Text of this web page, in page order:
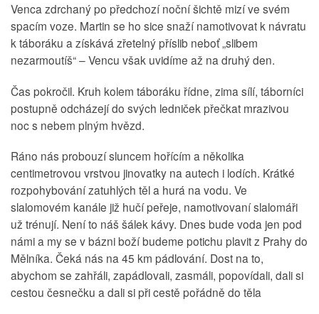
Venca zdrchaný po předchozí noční šichtě mizí ve svém
spacím voze. Martin se ho sice snaží namotivovat k návratu
k táboráku a získává zřetelný příslib neboť „slibem
nezarmoutíš“ – Vencu však uvidíme až na druhý den.
Čas pokročil. Kruh kolem táboráku řídne, zima sílí, táborníci
postupně odcházejí do svých ledniček přečkat mrazivou
noc s nebem plným hvězd.
Ráno nás probouzí sluncem hořícím a několika
centimetrovou vrstvou jinovatky na autech i lodích. Krátké
rozpohybování zatuhlých těl a hurá na vodu. Ve
slalomovém kanále již hučí peřeje, namotivovaní slalomáři
už trénují. Není to náš šálek kávy. Dnes bude voda jen pod
námi a my se v bázni boží budeme potichu plavit z Prahy do
Mělníka. Čeká nás na 45 km pádlování. Dost na to,
abychom se zahřáli, zapádlovali, zasmáli, popovídali, dali si
cestou česnečku a dali si při cestě pořádně do těla